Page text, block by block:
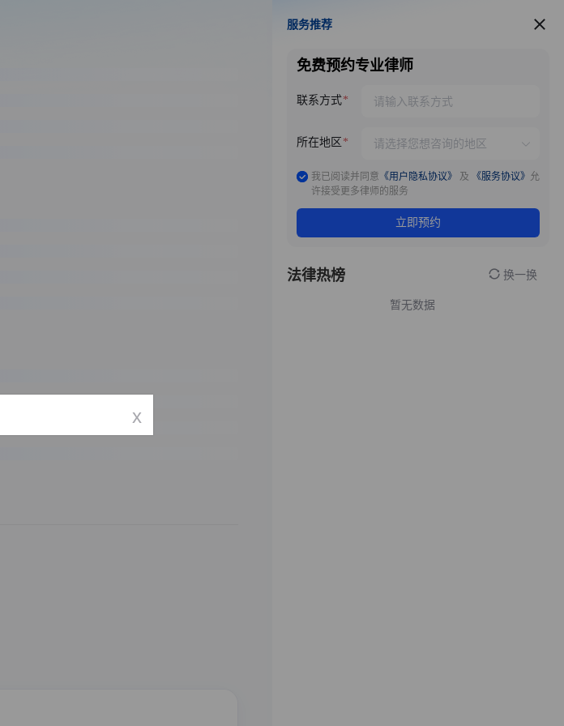
服务推荐
服务推荐
免费预约专业律师
联系方式
所在地区
我已阅读并同意 《用户隐私协议》 及 《服务协议》 允
许接受更多律师的服务
立即预约
法律热榜 换一换
暂无数据
x